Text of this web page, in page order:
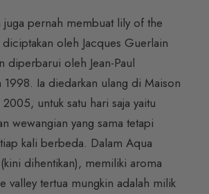
pernah membuat lily of the
diciptakan oleh Jacques Guerlain
diperbarui oleh Jean-Paul
Ia diedarkan ulang di Maison
untuk satu hari saja yaitu
wewangian yang sama tetapi
kali berbeda. Dalam Aqua
dihentikan), memiliki aroma
valley tertua mungkin adalah milik